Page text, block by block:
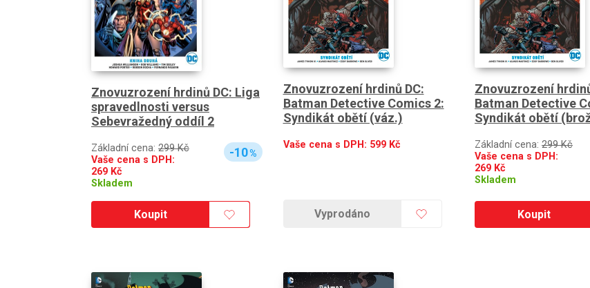
Znovuzrození hrdinů DC: Liga
spravedlnosti versus
Sebevražedný oddíl 2
Základní cena: 299 Kč
Vaše cena s DPH:
269 Kč
Skladem
-10%
Koupit
Znovuzrození hrdinů DC:
Batman Detective Comics 2:
Syndikát obětí (váz.)
Vaše cena s DPH: 599Kč
Vyprodáno
Znovuzrození
Batman Detective
Syndikát obětí
Základní cena: 299 Kč
Vaše cena s DPH:
269 Kč
Skladem
Koupit